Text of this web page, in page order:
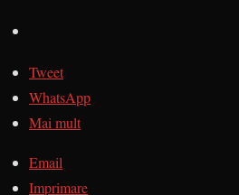
Tweet
WhatsApp
Mai mult
Email
Imprimare